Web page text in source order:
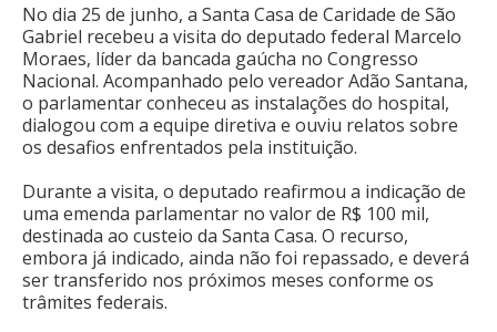
No dia 25 de junho, a Santa Casa de Caridade de São
Gabriel recebeu a visita do deputado federal Marcelo
Moraes, líder da bancada gaúcha no Congresso
Nacional. Acompanhado pelo vereador Adão Santana,
o parlamentar conheceu as instalações do hospital,
dialogou com a equipe diretiva e ouviu relatos sobre
os desafios enfrentados pela instituição.
Durante a visita, o deputado reafirmou a indicação de
uma emenda parlamentar no valor de R$ 100 mil,
destinada ao custeio da Santa Casa. O recurso,
embora já indicado, ainda não foi repassado, e deverá
ser transferido nos próximos meses conforme os
trâmites federais.